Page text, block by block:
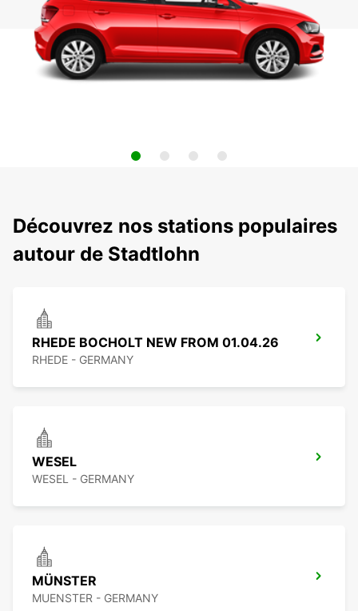
Découvrez nos stations populaires
autour de Stadtlohn
RHEDE BOCHOLT NEW FROM 01.04.26
RHEDE - GERMANY
WESEL
WESEL - GERMANY
MÜNSTER
MUENSTER - GERMANY